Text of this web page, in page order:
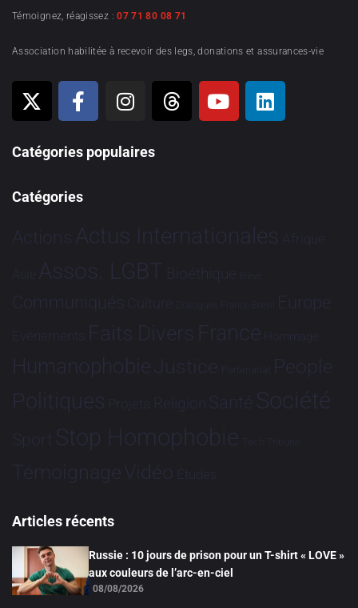
Témoignez, réagissez :07 71 80 08 71
Association habilitée à recevoir des legs, donations et assurances-vie
Catégories populaires
Catégories
Actions Actus Internationales Afrique
Asie Assos. LGBT Bioéthique Brève
Communiqués Culture Dialogues France-Brésil Europe
Evénements Faits Divers France Hommage
HumanophobieJustice Partenariat People
Politiques Projets Religion Santé Société
Sport Stop Homophobie Tech Tribune
TémoignageVidéo Études
Articles récents
Russie : 10 jours de prison pour un T-shirt « LOVE »
aux couleurs de l’arc-en-ciel
08/08/2026